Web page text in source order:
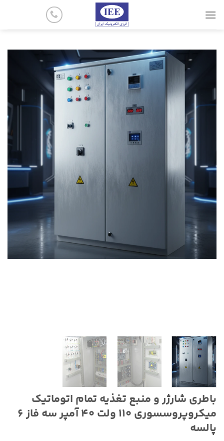
محتوا
باطری شارژر و منبع تغذیه تمام اتوماتیک
میکروپروسسوری 110 ولت 40 آمپر سه فاز 6
پالسه